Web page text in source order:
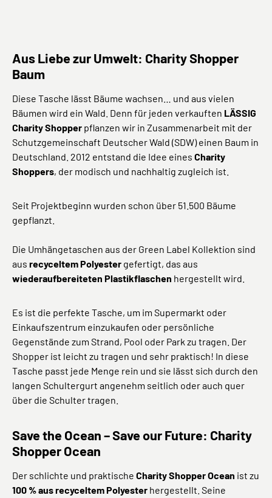
Aus Liebe zur Umwelt: Charity Shopper
Baum
Diese Tasche lässt Bäume wachsen… und aus vielen
Bäumen wird ein Wald. Denn für jeden verkauften LÄSSIG
Charity Shopper pflanzen wir in Zusammenarbeit mit der
Schutzgemeinschaft Deutscher Wald (SDW) einen Baum in
Deutschland. 2012 entstand die Idee eines Charity
Shoppers, der modisch und nachhaltig zugleich ist.
Seit Projektbeginn wurden schon über 51.500 Bäume
gepflanzt.
Die Umhängetaschen aus der Green Label Kollektion sind
aus recyceltem Polyester gefertigt, das aus
wiederaufbereiteten Plastikflaschen hergestellt wird.
Es ist die perfekte Tasche, um im Supermarkt oder
Einkaufszentrum einzukaufen oder persönliche
Gegenstände zum Strand, Pool oder Park zu tragen. Der
Shopper ist leicht zu tragen und sehr praktisch! In diese
Tasche passt jede Menge rein und sie lässt sich durch den
langen Schultergurt angenehm seitlich oder auch quer
über die Schulter tragen.
Save the Ocean – Save our Future: Charity
Shopper Ocean
Der schlichte und praktische Charity Shopper Ocean ist zu
100 % aus recyceltem Polyester hergestellt. Seine